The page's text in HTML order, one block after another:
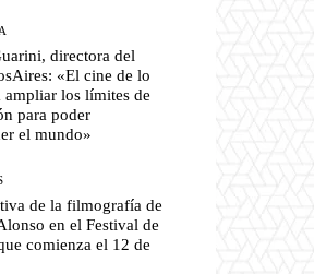
directora del
«El cine de lo
ampliar los límites de
para poder
el mundo»
de la filmografía de
en el Festival de
comienza el 12 de